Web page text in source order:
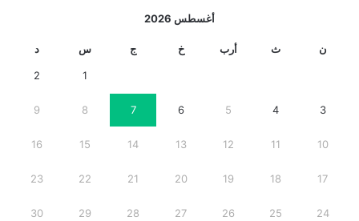
أغسطس 2026
ن ث أرب خ ج س د
1
2
3
4
5
6
7
8
9
10
11
12
13
14
15
16
17
18
19
20
21
22
23
24
25
26
27
28
29
30